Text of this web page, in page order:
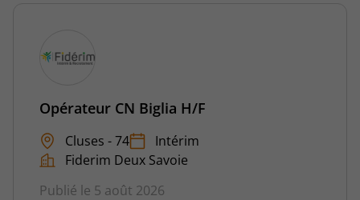
Opérateur CN Biglia H/F
Cluses - 74
Intérim
Fiderim Deux Savoie
Publié le 5 août 2026